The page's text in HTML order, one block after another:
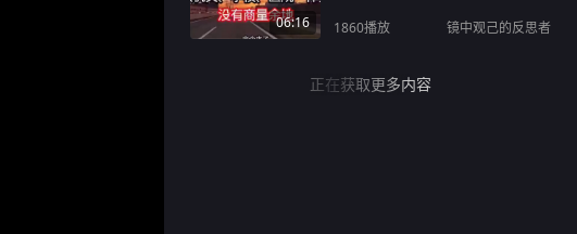
06:16 1860播放 镜中观己的反思者
正在获取更多内容